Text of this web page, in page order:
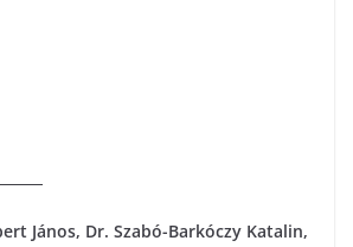
János, Dr. Szabó-Barkóczy Katalin,